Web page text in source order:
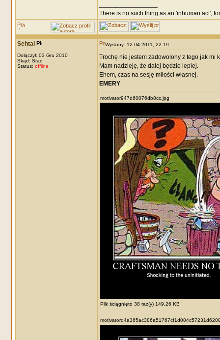
There is no such thing as an 'inhuman act',
Sehtal
Dołączył: 03 Gru 2010
Skąd: Stąd
Status: offline
Wysłany: 12-04-2011, 22:19
Trochę nie jestem zadowolony z tego jak mi
Mam nadzieję, że dalej będzie lepiej.
Ehem, czas na sesję miłości własnej.
EMERY
motivator947d60076db8cc.jpg
Plik ściągnięto 38 raz(y) 149,26 KB